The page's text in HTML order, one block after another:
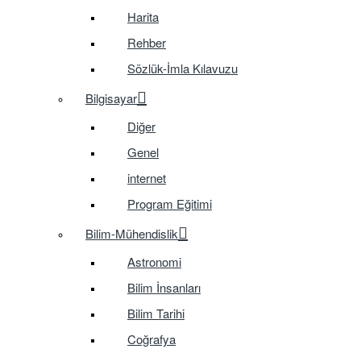
Harita
Rehber
Sözlük-İmla Kılavuzu
Bilgisayar
Diğer
Genel
internet
Program Eğitimi
Bilim-Mühendislik
Astronomi
Bilim İnsanları
Bilim Tarihi
Coğrafya